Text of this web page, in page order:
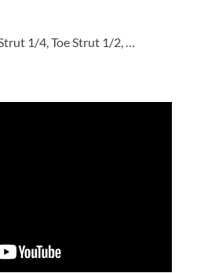
1/4, Toe Strut 1/2, …